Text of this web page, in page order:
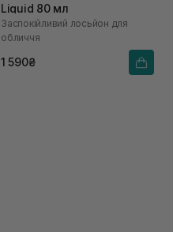
Liquid 80 мл
Заспокійливий лосьйон для
обличчя
1 590₴